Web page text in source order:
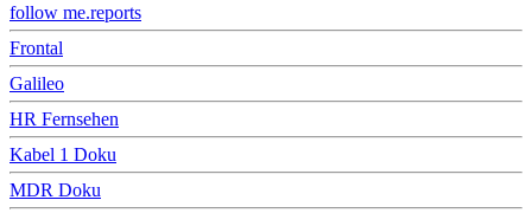
follow me.reports
Frontal
Galileo
HR Fernsehen
Kabel 1 Doku
MDR Doku